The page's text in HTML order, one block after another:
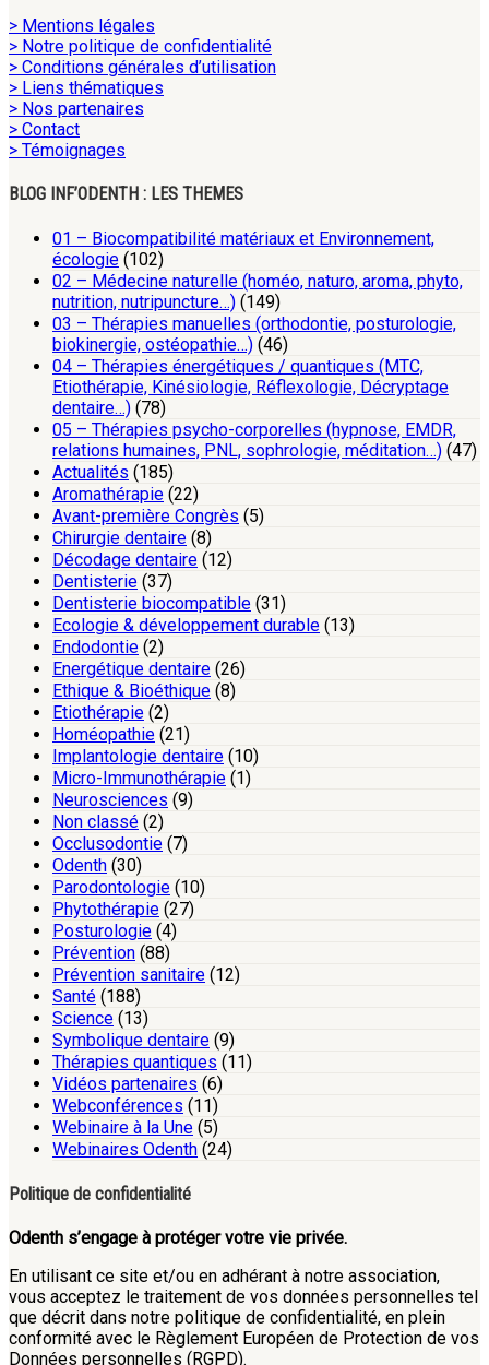
> Mentions légales
> Notre politique de confidentialité
> Conditions générales d’utilisation
> Liens thématiques
> Nos partenaires
> Contact
> Témoignages
BLOG INF’ODENTH : LES THEMES
01 – Biocompatibilité matériaux et Environnement,
écologie (102)
02 – Médecine naturelle (homéo, naturo, aroma, phyto,
nutrition, nutripuncture…) (149)
03 – Thérapies manuelles (orthodontie, posturologie,
biokinergie, ostéopathie…) (46)
04 – Thérapies énergétiques / quantiques (MTC,
Etiothérapie, Kinésiologie, Réflexologie, Décryptage
dentaire…) (78)
05 – Thérapies psycho-corporelles (hypnose, EMDR,
relations humaines, PNL, sophrologie, méditation…) (47)
Actualités (185)
Aromathérapie (22)
Avant-première Congrès (5)
Chirurgie dentaire (8)
Décodage dentaire (12)
Dentisterie (37)
Dentisterie biocompatible (31)
Ecologie & développement durable (13)
Endodontie (2)
Energétique dentaire (26)
Ethique & Bioéthique (8)
Etiothérapie (2)
Homéopathie (21)
Implantologie dentaire (10)
Micro-Immunothérapie (1)
Neurosciences (9)
Non classé (2)
Occlusodontie (7)
Odenth (30)
Parodontologie (10)
Phytothérapie (27)
Posturologie (4)
Prévention (88)
Prévention sanitaire (12)
Santé (188)
Science (13)
Symbolique dentaire (9)
Thérapies quantiques (11)
Vidéos partenaires (6)
Webconférences (11)
Webinaire à la Une (5)
Webinaires Odenth (24)
Politique de confidentialité
Odenth s’engage à protéger votre vie privée.
En utilisant ce site et/ou en adhérant à notre association,
vous acceptez le traitement de vos données personnelles tel
que décrit dans notre politique de confidentialité, en plein
conformité avec le Règlement Européen de Protection de vos
Données personnelles (RGPD).